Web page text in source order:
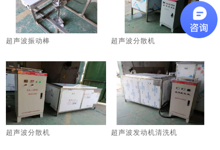
超声波振动棒 超声波分散机
超声波分散机 超声波发动机清洗机